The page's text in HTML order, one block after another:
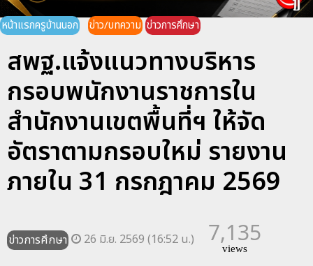
หน้าแรกครูบ้านนอก ข่าว/บทความ ข่าวการศึกษา
สพฐ.แจ้งแนวทางบริหาร
กรอบพนักงานราชการใน
สำนักงานเขตพื้นที่ฯ ให้จัด
อัตราตามกรอบใหม่ รายงาน
ภายใน 31 กรกฎาคม 2569
ข่าวการศึกษา 26 มิ.ย. 2569 (16:52 น.) 7,135
views